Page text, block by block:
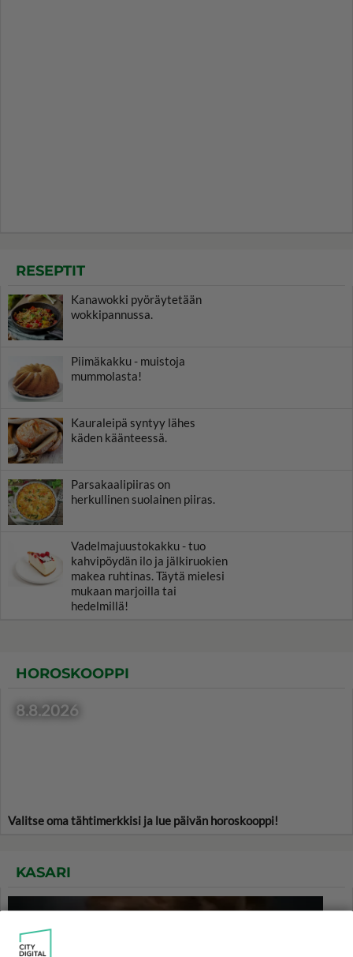
RESEPTIT
Kanawokki pyöräytetään
wokkipannussa.
Piimäkakku - muistoja
mummolasta!
Kauraleipä syntyy lähes
käden käänteessä.
Parsakaalipiiras on
herkullinen suolainen piiras.
Vadelmajuustokakku - tuo
kahvipöydän ilo ja jälkiruokien
makea ruhtinas. Täytä mielesi
mukaan marjoilla tai
hedelmillä!
HOROSKOOPPI
8.8.2026
Valitse oma tähtimerkkisi ja lue päivän horoskooppi!
KASARI